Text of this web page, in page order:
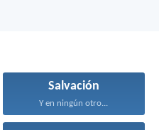
Salvación
Y en ningún otro...